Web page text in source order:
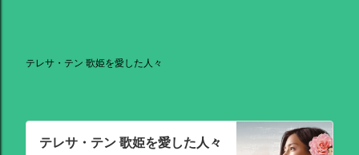
テレサ・テン 歌姫を愛した人々
テレサ・テン 歌姫を愛した人々